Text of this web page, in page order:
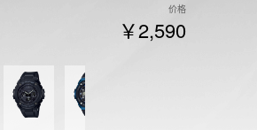
价格
￥2,590